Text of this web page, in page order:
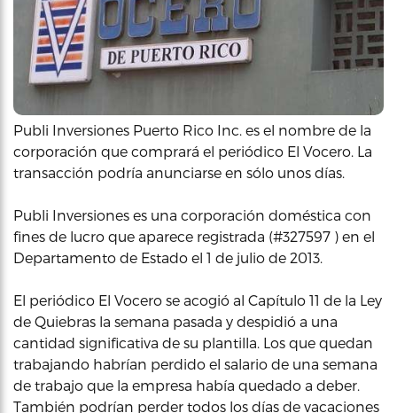
Publi Inversiones Puerto Rico Inc. es el nombre de la
corporación que comprará el periódico El Vocero. La
transacción podría anunciarse en sólo unos días.
Publi Inversiones es una corporación doméstica con
fines de lucro que aparece registrada (#327597 ) en el
Departamento de Estado el 1 de julio de 2013.
El periódico El Vocero se acogió al Capítulo 11 de la Ley
de Quiebras la semana pasada y despidió a una
cantidad significativa de su plantilla. Los que quedan
trabajando habrían perdido el salario de una semana
de trabajo que la empresa había quedado a deber.
También podrían perder todos los días de vacaciones